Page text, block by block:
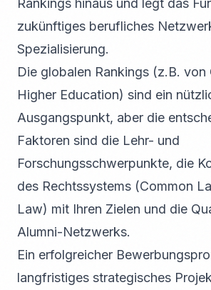
Rankings hinaus und legt das
zukünftiges berufliches
Spezialisierung.
Die globalen Rankings (z.B. von
Higher Education) sind ein
Ausgangspunkt, aber die
Faktoren sind die Lehr- und
Forschungsschwerpunkte, die
des Rechtssystems (Common
Law) mit Ihren Zielen und die
Alumni-Netzwerks.
Ein erfolgreicher
langfristiges strategisches